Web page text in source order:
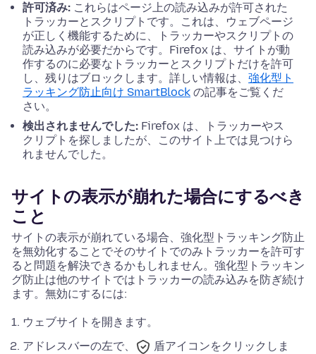
許可済み: これらはページ上の読み込みが許可された
トラッカーとスクリプトです。これは、ウェブページ
が正しく機能するために、トラッカーやスクリプトの
読み込みが必要だからです。Firefox は、サイトが動
作するのに必要なトラッカーとスクリプトだけを許可
し、残りはブロックします。詳しい情報は、 強化型ト
ラッキング防止向け SmartBlock の記事をご覧くだ
さい。
検出されませんでした: Firefox は、トラッカーやス
クリプトを探しましたが、このサイト上では見つけら
れませんでした。
サイトの表示が崩れた場合にするべき
こと
サイトの表示が崩れている場合、強化型トラッキング防止
を無効化することでそのサイトでのみトラッカーを許可す
ると問題を解決できるかもしれません。強化型トラッキン
グ防止は他のサイトではトラッカーの読み込みを防ぎ続け
ます。無効にするには:
ウェブサイトを開きます。
アドレスバーの左で、
盾アイコンをクリックしま